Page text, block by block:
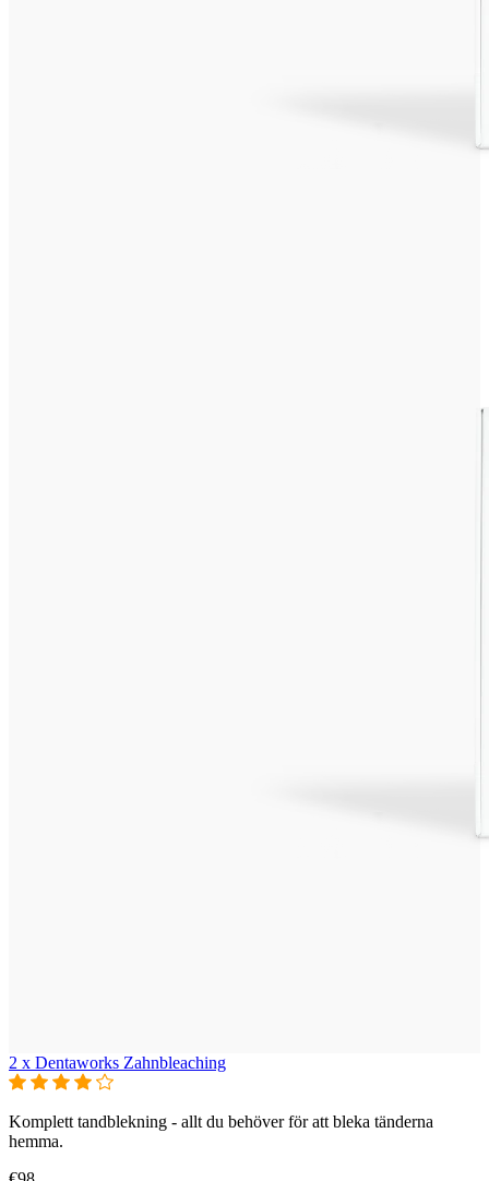
2 x Dentaworks Zahnbleaching
Komplett tandblekning - allt du behöver för att bleka tänderna
hemma.